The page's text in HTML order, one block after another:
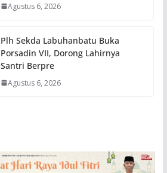
Agustus 6, 2026
Plh Sekda Labuhanbatu Buka
Porsadin VII, Dorong Lahirnya
Santri Berpre
Agustus 6, 2026